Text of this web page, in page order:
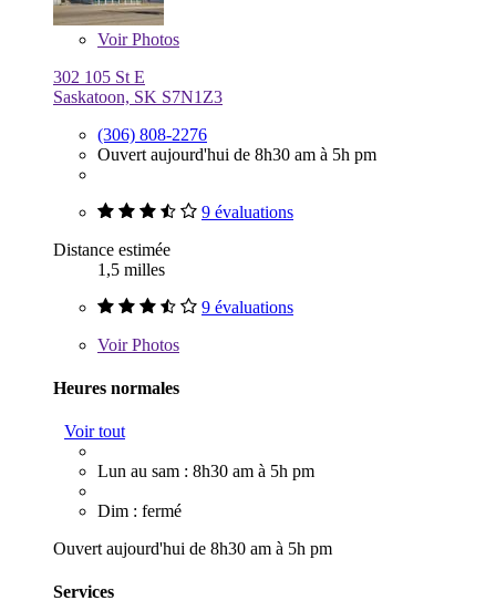
VoirPhotos
302 105 St E
Saskatoon, SK S7N1Z3
(306) 808-2276
Ouvert aujourd'hui de 8h30 am à 5h pm
9 évaluations
Distance estimée
1,5 milles
9 évaluations
VoirPhotos
Heures normales
Voir tout
Lun au sam : 8h30 am à 5h pm
Dim : fermé
Ouvert aujourd'hui de 8h30 am à 5h pm
Services